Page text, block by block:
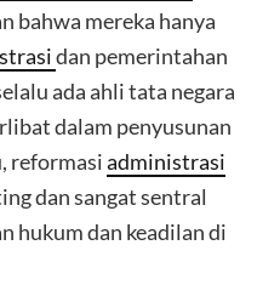
bahwa mereka hanya
dan pemerintahan
ada ahli tata negara
dalam penyusunan
reformasiadministrasi
dan sangat sentral
hukum dan keadilan di